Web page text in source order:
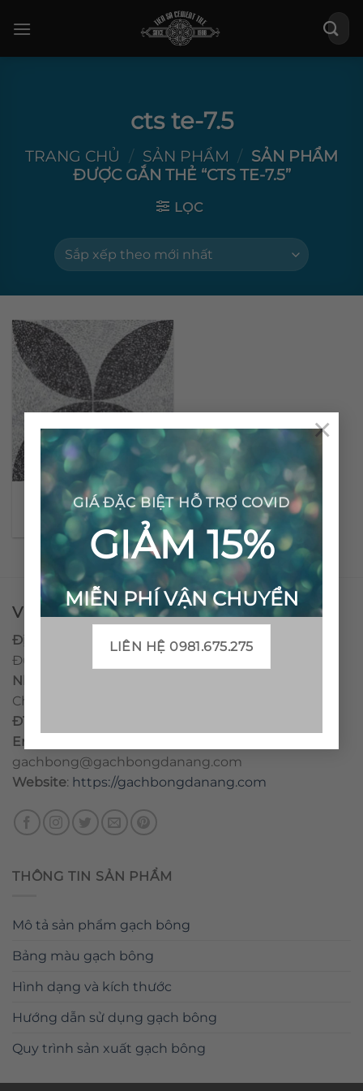
GIÁ ĐẶC BIỆT HỖ TRỢ COVID
GIẢM 15%
MIỄN PHÍ VẬN CHUYỂN
LIÊN HỆ 0981.675.275
×
qua
Tìm
kiếm:
cts te-7.5
TRANG CHỦ / SẢN PHẨM / SẢN PHẨM
ĐƯỢC GẮN THẺ “CTS TE-7.5”
LỌC
Gạch bông đá mài CTS
TE-7.5(4-13)
VPĐD - CTY TNHH GẠCH BÔNG VIỆT NAM
Địa chỉ:
CCN Quán Lát, Xã Đức Chánh, Huyện Mộ
Đức, Tỉnh Quảng Ngãi
Nhà máy miền trung:
Chánh, Huyện Mộ Đức, Tỉnh Quảng Ngãi, Việt Nam
ĐT
Email
gachbong@gachbongdanang.com
Website: https://gachbongdanang.com
THÔNG TIN SẢN PHẨM
Mô tả sản phẩm gạch bông
Bảng màu gạch bông
Hình dạng và kích thước
Hướng dẫn sử dụng gạch bông
Quy trình sản xuất gạch bông